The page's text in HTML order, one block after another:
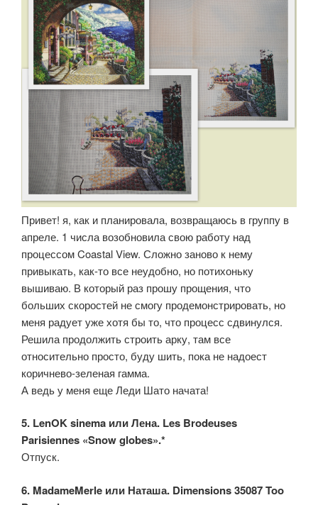
Привет! я, как и планировала, возвращаюсь в группу в
апреле. 1 числа возобновила свою работу над
процессом Coastal View. Сложно заново к нему
привыкать, как-то все неудобно, но потихоньку
вышиваю. В который раз прошу прощения, что
больших скоростей не смогу продемонстрировать, но
меня радует уже хотя бы то, что процесс сдвинулся.
Решила продолжить строить арку, там все
относительно просто, буду шить, пока не надоест
коричнево-зеленая гамма.
А ведь у меня еще Леди Шато начата!
5. LenOK sinema или Лена. Les Brodeuses
Parisiennes «Snow globes».*
Отпуск.
6. MadameMerle или Наташа. Dimensions 35087 Too